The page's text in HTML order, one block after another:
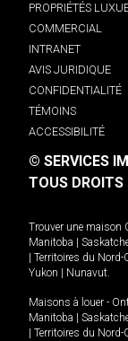
PROPRIÉTÉS
COMMERCIAL
INTRANET
AVIS JURIDIQUE
CONFIDENTIALITÉ
TÉMOINS
ACCESSIBILITÉ
© SERVICES
TOUS DROITS
Trouver une maison
Manitoba
Territoires du Nord-
Yukon
Nunavut.
Maisons à louer -
Manitoba
Territoires du Nord-